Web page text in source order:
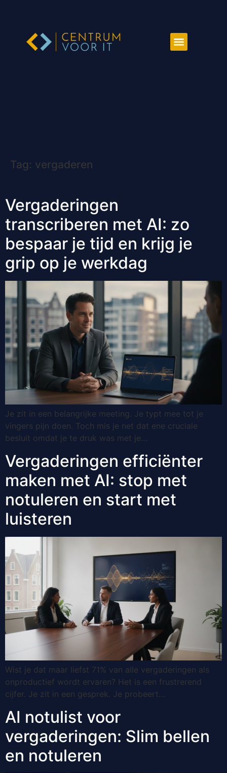
Tag: vergaderen
Vergaderingen
transcriberen met AI: zo
bespaar je tijd en krijg je
grip op je werkdag
Je zit in een belangrijke meeting. Je typt mee tot je
vingers pijn doen. Toch mis je net dat ene cruciale
besluit omdat je te druk was met je…
Vergaderingen efficiënter
maken met AI: stop met
notuleren en start met
luisteren
Wist je dat maar liefst 71% van alle vergaderingen als
onproductief wordt ervaren? Het is een frustrerend
cijfer. Je zit in een gesprek. Je probeert…
AI notulist voor
vergaderingen: Slim bellen
en notuleren